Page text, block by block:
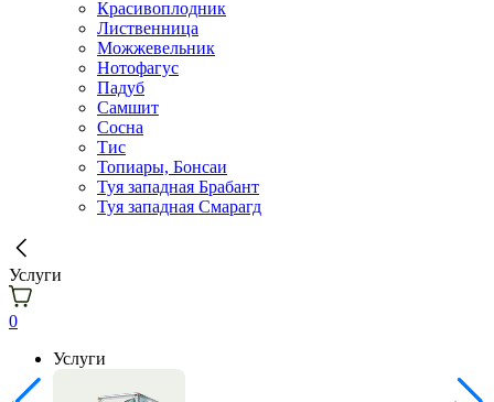
Красивоплодник
Лиственница
Можжевельник
Нотофагус
Падуб
Самшит
Сосна
Тис
Топиары, Бонсаи
Туя западная Брабант
Туя западная Смарагд
Услуги
0
Услуги